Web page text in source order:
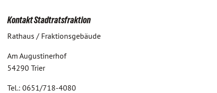
Kontakt Stadtratsfraktion
Rathaus / Fraktionsgebäude
Am Augustinerhof
54290 Trier
Tel.: 0651/718-4080